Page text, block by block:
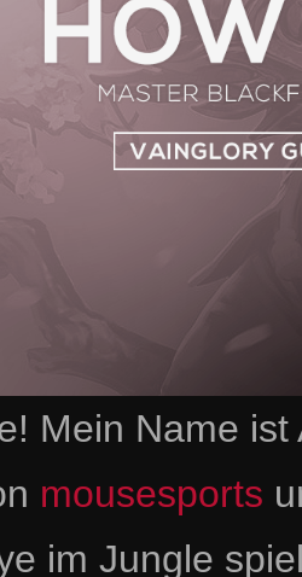
Mein Name
mousesports
im Jungle